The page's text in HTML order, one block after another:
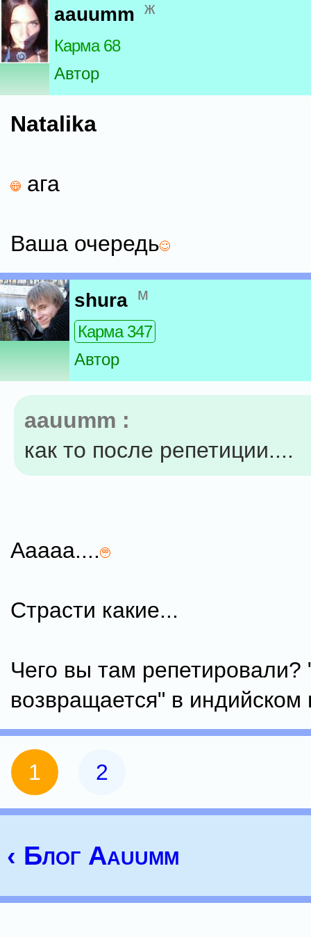
aauumm ж
Карма 68
Автор
Natalika
ага
Ваша очередь
shura м
Карма 347
Автор
aauumm :
как то после репетиции....
Ааааа....
Страсти какие...
Чего вы там репетировали?
возвращается" в индийском
1 2
‹ Блог Aauumm